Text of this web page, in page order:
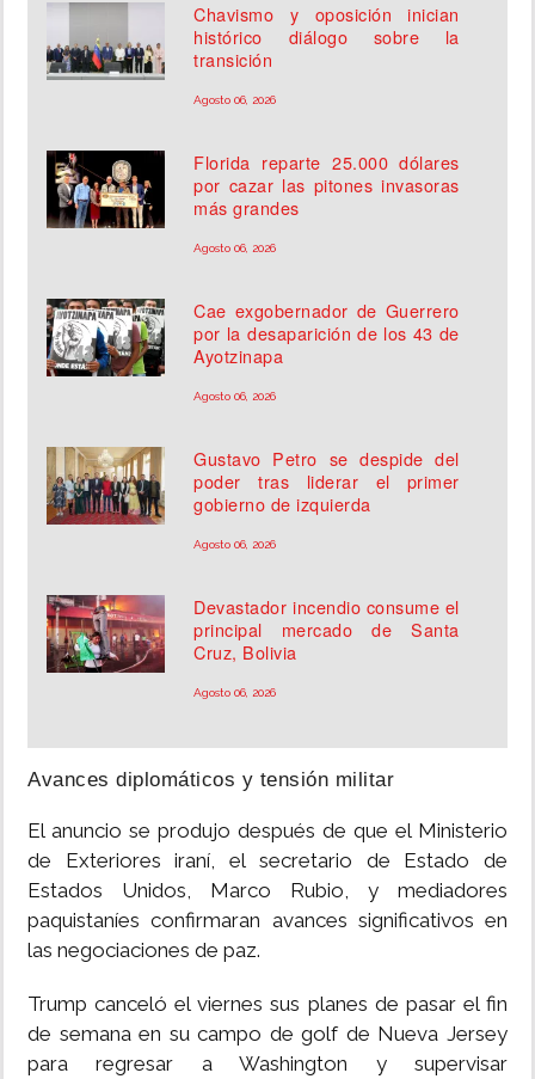
Chavismo y oposición inician
histórico diálogo sobre la
transición
Agosto 06, 2026
Florida reparte 25.000 dólares
por cazar las pitones invasoras
más grandes
Agosto 06, 2026
Cae exgobernador de Guerrero
por la desaparición de los 43 de
Ayotzinapa
Agosto 06, 2026
Gustavo Petro se despide del
poder tras liderar el primer
gobierno de izquierda
Agosto 06, 2026
Devastador incendio consume el
principal mercado de Santa
Cruz, Bolivia
Agosto 06, 2026
Avances diplomáticos y tensión militar
El anuncio se produjo después de que el Ministerio
de Exteriores iraní, el secretario de Estado de
Estados Unidos, Marco Rubio, y mediadores
paquistaníes confirmaran avances significativos en
las negociaciones de paz.
Trump canceló el viernes sus planes de pasar el fin
de semana en su campo de golf de Nueva Jersey
para regresar a Washington y supervisar